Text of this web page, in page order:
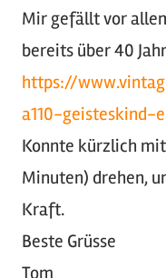
Mir gefällt vor
bereits über 40
https://
a110-geisteskind-
Konnte kürzlich
Minuten) drehen,
Kraft.
Beste Grüsse
Tom